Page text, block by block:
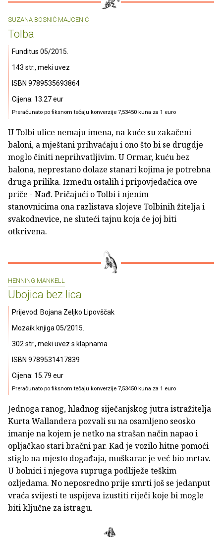
SUZANA BOSNIĆ MAJCENIĆ
Tolba
Funditus 05/2015.
143 str., meki uvez
ISBN 9789535693864
Cijena: 13.27 eur
Preračunato po fiksnom tečaju konverzije 7,53450 kuna za 1 euro
U Tolbi ulice nemaju imena, na kuće su zakačeni
baloni, a mještani prihvaćaju i ono što bi se drugdje
moglo činiti neprihvatljivim. U Ormar, kuću bez
balona, neprestano dolaze stanari kojima je potrebna
druga prilika. Između ostalih i pripovjedačica ove
priče - Nađ. Pričajući o Tolbi i njenim
stanovnicima ona razlistava slojeve Tolbinih žitelja i
svakodnevice, ne sluteći tajnu koja će joj biti
otkrivena.
HENNING MANKELL
Ubojica bez lica
Prijevod: Bojana Zeljko Lipovščak
Mozaik knjiga 05/2015.
302 str., meki uvez s klapnama
ISBN 9789531417839
Cijena: 15.79 eur
Preračunato po fiksnom tečaju konverzije 7,53450 kuna za 1 euro
Jednoga ranog, hladnog siječanjskog jutra istražitelja
Kurta Wallandera pozvali su na osamljeno seosko
imanje na kojem je netko na strašan način napao i
opljačkao stari bračni par. Kad je vozilo hitne pomoći
stiglo na mjesto događaja, muškarac je već bio mrtav.
U bolnici i njegova supruga podliježe teškim
ozljedama. No neposredno prije smrti još se jedanput
vraća svijesti te uspijeva izustiti riječi koje bi mogle
biti ključne za istragu.